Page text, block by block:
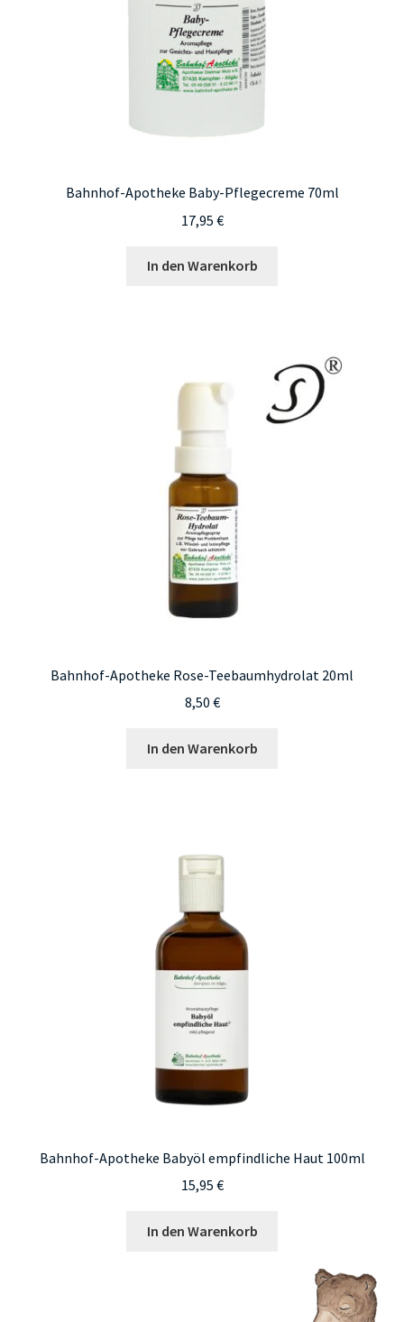
Bahnhof-Apotheke Baby-Pflegecreme 70ml
17,95 €
In den Warenkorb
Bahnhof-Apotheke Rose-Teebaumhydrolat 20ml
8,50 €
In den Warenkorb
Bahnhof-Apotheke Babyöl empfindliche Haut 100ml
15,95 €
In den Warenkorb